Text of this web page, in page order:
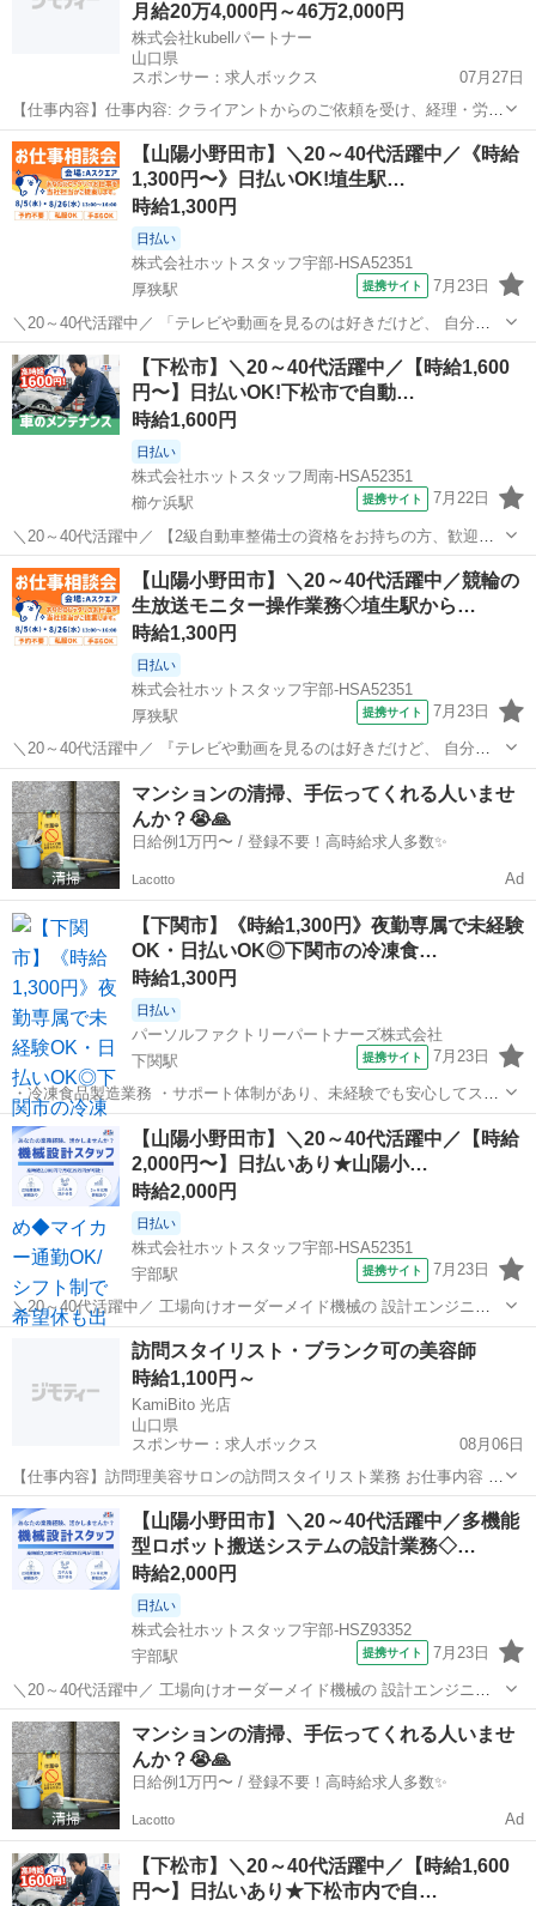
月給20万4,000円～46万2,000円
株式会社kubellパートナー
山口県
スポンサー：求人ボックス
07月27日
【仕事内容】仕事内容: クライアントからのご依頼を受け、経理・労務
などの事務業務をお任せします。ミーティングや全体チャットなど、
いつでも先輩に相談できるので安心です。 仕事の流れ 担当案件の決定
システムや社内チャットを通して、案...
アルバイト・パート / 契約社員
【山陽小野田市】＼20～40代活躍中／《時給
1,300円〜》日払いOK!埴生駅…
時給1,300円
日払い
株式会社ホットスタッフ宇部-HSA52351
厚狭駅
提携サイト 7月23日
＼20～40代活躍中／ 「テレビや動画を見るのは好きだけど、 自分が
制作に関わるなんて無理だ」 と思っていませんか? こちらのお仕事
は、 オートレース場内のスタジオから全国へ発信! 熱気あふれる生放
送の舞台裏★ 実は...
山口 山陽小野田市 厚狭駅 その他
【下松市】＼20～40代活躍中／【時給1,600
円〜】日払いOK!下松市で自動…
時給1,600円
日払い
株式会社ホットスタッフ周南-HSA52351
櫛ケ浜駅
提携サイト 7月22日
＼20～40代活躍中／ 【2級自動車整備士の資格をお持ちの方、歓迎】
自動車の点検、修理、部品交換など、 軽自動車から普通車まで対応し
ていただきます! 地域で長く愛される安定した大手ディーラーで あな
たの資格と経験を活...
山口 下松市 櫛ケ浜駅 その他
【山陽小野田市】＼20～40代活躍中／競輪の
生放送モニター操作業務◇埴生駅から…
時給1,300円
日払い
株式会社ホットスタッフ宇部-HSA52351
厚狭駅
提携サイト 7月23日
＼20～40代活躍中／ 『テレビや動画を見るのは好きだけど、 自分が
制作に関わるなんて無理だ』 と思っていませんか? こちらのお仕事
は、 オートレース場内のスタジオから全国へ発信! 熱気あふれる生放
送の舞台裏★ 実はこの...
山口 山陽小野田市 厚狭駅 その他
マンションの清掃、手伝ってくれる人いませ
んか？😭🙏
日給例1万円〜 / 登録不要！高時給求人多数✨
Lacotto Ad
【下関市】《時給1,300円》夜勤専属で未経験
OK・日払いOK◎下関市の冷凍食…
時給1,300円
日払い
パーソルファクトリーパートナーズ株式会社
下関駅
提携サイト 7月23日
・冷凍食品製造業務 ・サポート体制があり、未経験でも安心してスタ
ートできます! ・冷凍食品工場で原料投入、加工、袋詰めや箱詰めを行
います。 ・原料、加工、包装の3工程があり、配属先で作業します。
＼未経験OK!夜勤で効率よ...
山口 下関市 下関駅 その他
【山陽小野田市】＼20～40代活躍中／【時給
2,000円〜】日払いあり★山陽小…
時給2,000円
日払い
株式会社ホットスタッフ宇部-HSA52351
宇部駅
提携サイト 7月23日
＼20～40代活躍中／ 工場向けオーダーメイド機械の 設計エンジニア
募集◎ ・少人数の洗練された快適オフィス ・土日祝休み、長期休暇あ
り ・派遣先で正社員登用実績あり 『自分のスキルに見合った対価が得
られていない』 『もっ...
山陽小野田市 宇部駅 その他
訪問スタイリスト・ブランク可の美容師
時給1,100円～
KamiBito 光店
山口県
スポンサー：求人ボックス
08月06日
【仕事内容】訪問理美容サロンの訪問スタイリスト業務 お仕事内容 個
人宅や介護施設、病院、デイサービスセンターなどを訪問しカットを
中心とした美容師としてのサービスの提供をお願いいたします 30代～
60代以上まで、幅広い世代が活躍中...
アルバイト・パート
【山陽小野田市】＼20～40代活躍中／多機能
型ロボット搬送システムの設計業務◇…
時給2,000円
日払い
株式会社ホットスタッフ宇部-HSZ93352
宇部駅
提携サイト 7月23日
＼20～40代活躍中／ 工場向けオーダーメイド機械の 設計エンジニア
募集◎ ・少人数の洗練された快適オフィス ・土日祝休み、長期休暇あ
り ・派遣先で正社員登用実績あり 『自分のスキルに見合った対価が得
られていない』 『もっ...
山口 山陽小野田市 宇部駅 その他
マンションの清掃、手伝ってくれる人いませ
んか？😭🙏
日給例1万円〜 / 登録不要！高時給求人多数✨
Lacotto Ad
【下松市】＼20～40代活躍中／【時給1,600
円〜】日払いあり★下松市内で自…